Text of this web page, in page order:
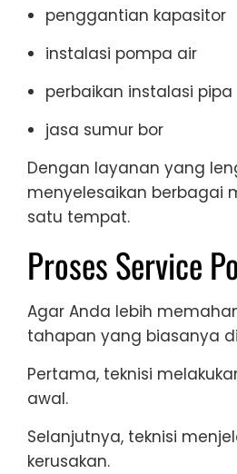
penggantian kapasitor
instalasi pompa air
perbaikan instalasi pipa
jasa sumur bor
Dengan layanan yang
menyelesaikan berbagai
satu tempat.
Proses Service
Agar Anda lebih
tahapan yang biasanya
Pertama, teknisi
awal.
Selanjutnya, teknisi
kerusakan.